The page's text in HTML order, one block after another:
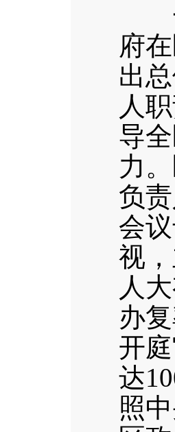
一
府
出
人
导
力
负
会
视
人
办
开
达
照